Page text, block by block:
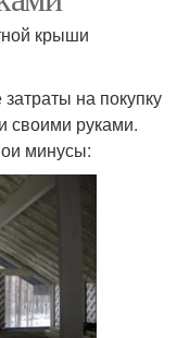
крыши
на покупку
своими руками.
минусы: